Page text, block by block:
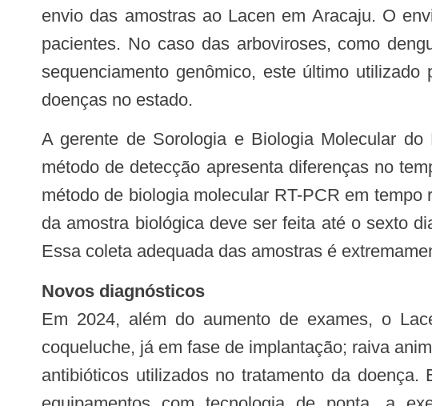
envio das amostras ao Lacen em Aracaju. O
pacientes. No caso das arboviroses, como
sequenciamento genômico, este último
doenças no estado.
A gerente de Sorologia e Biologia Molecular do Laboratório Central, Gabriela Vasconcelos Brito Bezerra, explicou que cada
método de detecção apresenta diferenças no
método de biologia molecular RT-PCR em
da amostra biológica deve ser feita até o sexto
Essa coleta adequada das amostras é
Novos diagnósticos
Em 2024, além do aumento de exames, o
coqueluche, já em fase de implantação; raiva
antibióticos utilizados no tratamento da